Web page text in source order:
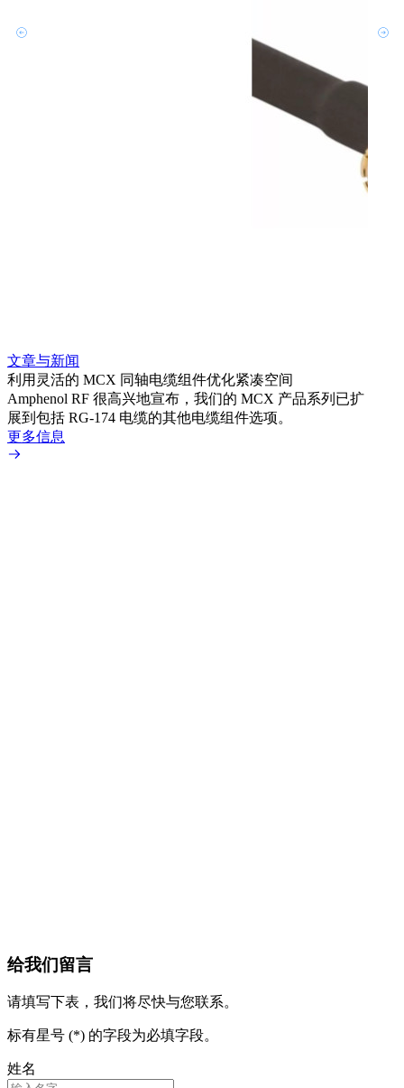
文章与新闻
利用灵活的 MCX 同轴电缆组件优化紧凑空间
Amphenol RF 很高兴地宣布，我们的 MCX 产品系列已扩
展到包括 RG-174 电缆的其他电缆组件选项。
更多信息
给我们留言
请填写下表，我们将尽快与您联系。
标有星号 (*) 的字段为必填字段。
姓名